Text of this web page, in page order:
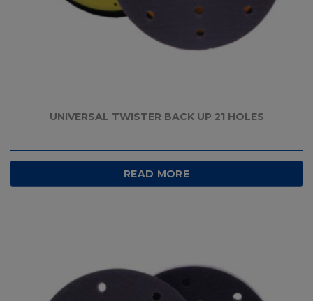
UNIVERSAL TWISTER BACK UP 21 HOLES
READ MORE